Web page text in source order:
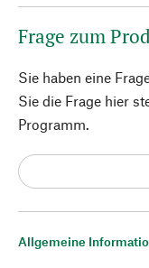
Allgemeine
Frage zum
Sie haben eine
Sie die Frage hier
Programm.